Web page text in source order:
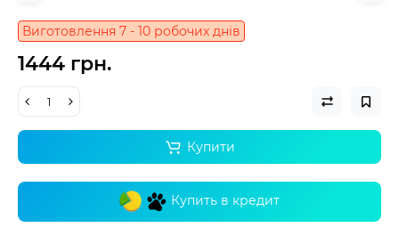
Виготовлення 7 - 10 робочих днів
1444 грн.
Купити
Купить в кредит